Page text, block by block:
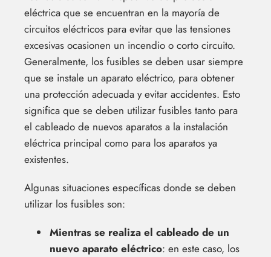
eléctrica que se encuentran en la mayoría de
circuitos eléctricos para evitar que las tensiones
excesivas ocasionen un incendio o corto circuito.
Generalmente, los fusibles se deben usar siempre
que se instale un aparato eléctrico, para obtener
una protección adecuada y evitar accidentes. Esto
significa que se deben utilizar fusibles tanto para
el cableado de nuevos aparatos a la instalación
eléctrica principal como para los aparatos ya
existentes.
Algunas situaciones específicas donde se deben
utilizar los fusibles son:
Mientras se realiza el cableado de un
nuevo aparato eléctrico: en este caso, los